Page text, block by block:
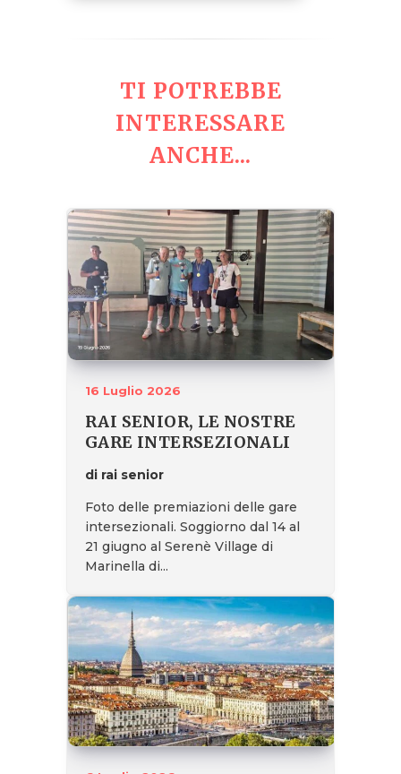
TI POTREBBE
INTERESSARE
ANCHE...
16 Luglio 2026
RAI SENIOR, LE NOSTRE
GARE INTERSEZIONALI
di rai senior
Foto delle premiazioni delle gare
intersezionali. Soggiorno dal 14 al
21 giugno al Serenè Village di
Marinella di...